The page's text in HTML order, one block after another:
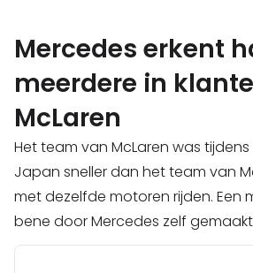
Mercedes erkent
meerdere in
McLaren
Het team van McLaren was
Japan sneller dan het team van
met dezelfde motoren rijden. Een
bene door Mercedes zelf